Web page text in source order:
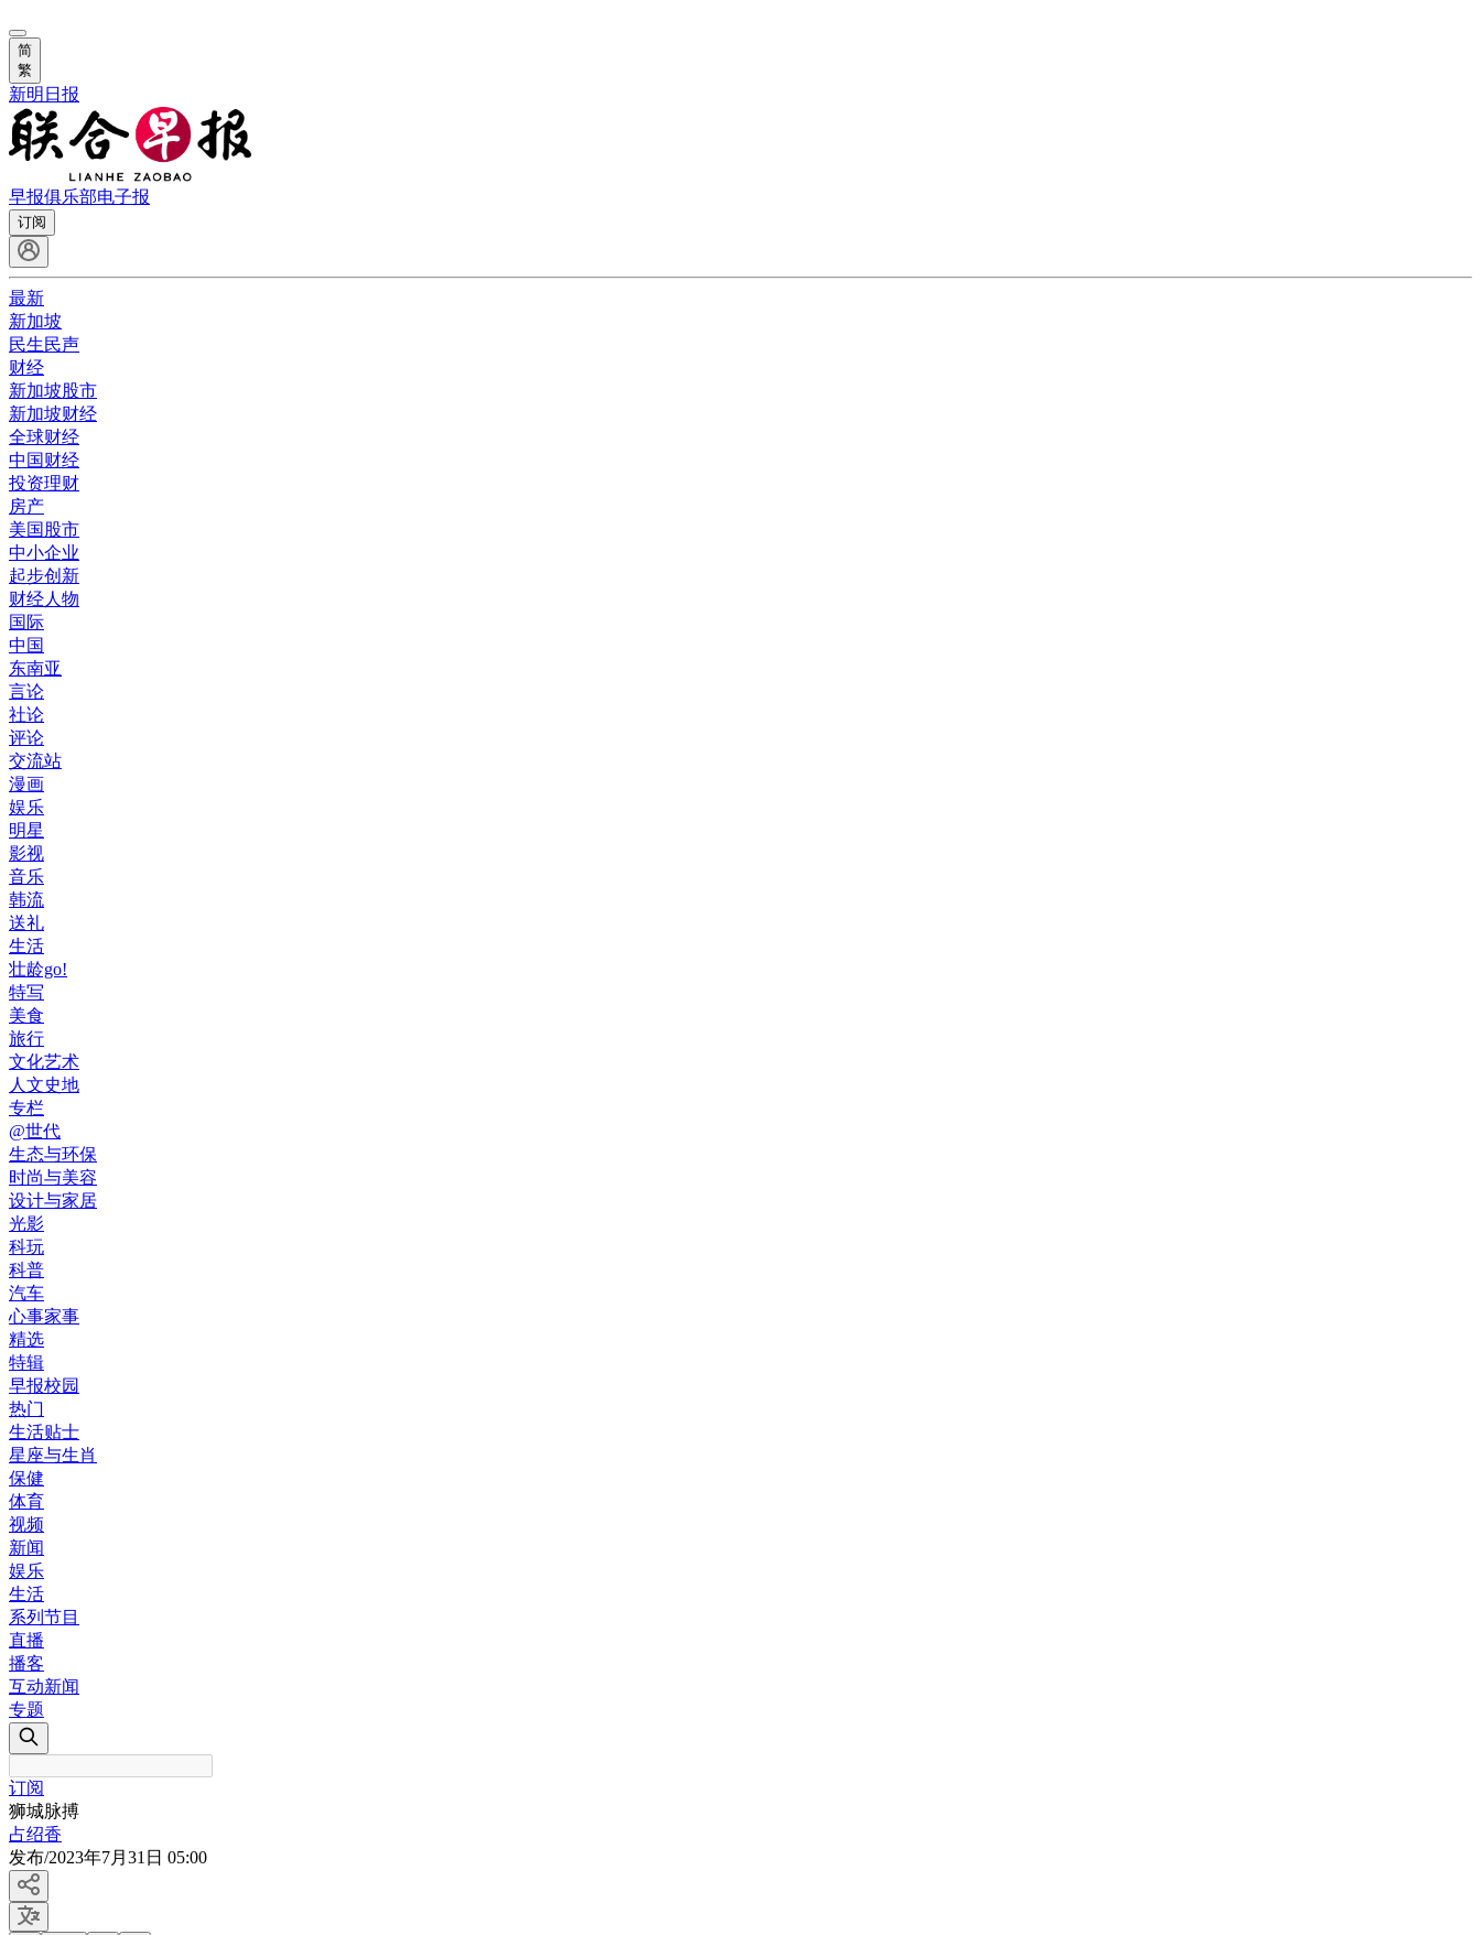
简
繁
新明日报
早报俱乐部电子报
订阅
最新
新加坡
民生民声
财经
新加坡股市
新加坡财经
全球财经
中国财经
投资理财
房产
美国股市
中小企业
起步创新
财经人物
国际
中国
东南亚
言论
社论
评论
交流站
漫画
娱乐
明星
影视
音乐
韩流
送礼
生活
壮龄go!
特写
美食
旅行
文化艺术
人文史地
专栏
@世代
生态与环保
时尚与美容
设计与家居
光影
科玩
科普
汽车
心事家事
精选
特辑
早报校园
热门
生活贴士
星座与生肖
保健
体育
视频
新闻
娱乐
生活
系列节目
直播
播客
互动新闻
专题
订阅
狮城脉搏
占绍香
发布/2023年7月31日 05:00